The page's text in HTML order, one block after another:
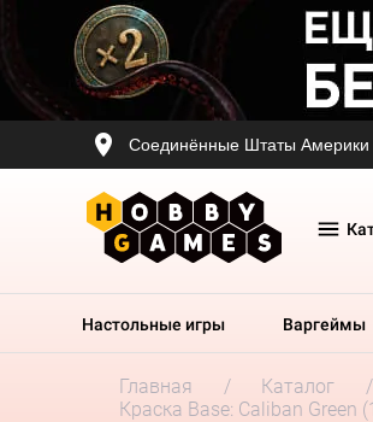
Соединённые Штаты Америки
Настольные игры Варгеймы
Главная Каталог
Краска Base: Caliban Green